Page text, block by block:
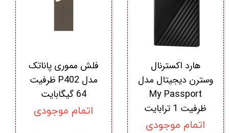
هارد اکسترنال
وسترن دیجیتال مدل
My Passport
ظرفیت 1 ترابایت
اتمام موجودی
فلش مموری پاناتک
مدل P402 ظرفیت
64 گیگابایت
اتمام موجودی